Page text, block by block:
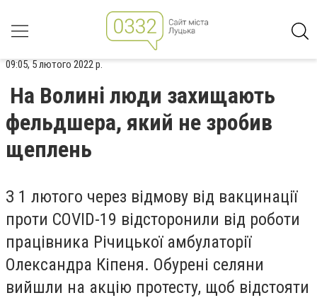
09:05, 5 лютого 2022 р.
На Волині люди захищають
фельдшера, який не зробив
щеплень
З 1 лютого через відмову від вакцинації
проти COVID-19 відсторонили від роботи
працівника Річицької амбулаторії
Олександра Кіпеня. Обурені селяни
вийшли на акцію протесту, щоб відстояти